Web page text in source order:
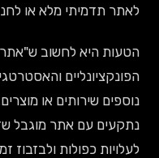
תדמיתי מלא או לחנות
היא לחשוב ש"אתר זה
והאסטרטגיים.
שירותים או מוצרים,
עם אתר מוגבל שדורש
כפולות ולבזבוז זמן